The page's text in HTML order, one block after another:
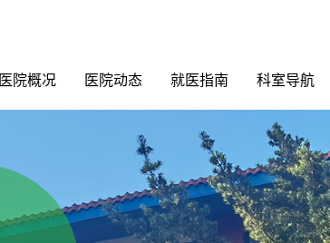
医院概况 医院动态 就医指南 科室导航